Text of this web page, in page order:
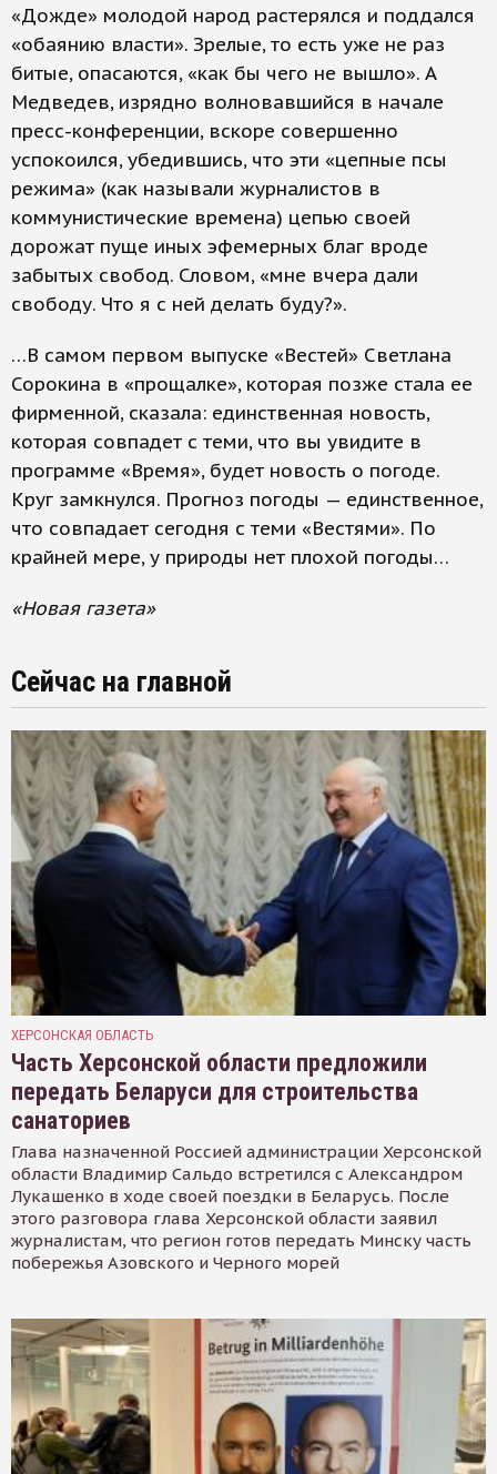
«Дожде» молодой народ растерялся и поддался
«обаянию власти». Зрелые, то есть уже не раз
битые, опасаются, «как бы чего не вышло». А
Медведев, изрядно волновавшийся в начале
пресс-конференции, вскоре совершенно
успокоился, убедившись, что эти «цепные псы
режима» (как называли журналистов в
коммунистические времена) цепью своей
дорожат пуще иных эфемерных благ вроде
забытых свобод. Словом, «мне вчера дали
свободу. Что я с ней делать буду?».
…В самом первом выпуске «Вестей» Светлана
Сорокина в «прощалке», которая позже стала ее
фирменной, сказала: единственная новость,
которая совпадет с теми, что вы увидите в
программе «Время», будет новость о погоде.
Круг замкнулся. Прогноз погоды — единственное,
что совпадает сегодня с теми «Вестями». По
крайней мере, у природы нет плохой погоды…
«Новая газета»
Сейчас на главной
ХЕРСОНСКАЯ ОБЛАСТЬ
Часть Херсонской области предложили
передать Беларуси для строительства
санаториев
Глава назначенной Россией администрации Херсонской
области Владимир Сальдо встретился с Александром
Лукашенко в ходе своей поездки в Беларусь. После
этого разговора глава Херсонской области заявил
журналистам, что регион готов передать Минску часть
побережья Азовского и Черного морей